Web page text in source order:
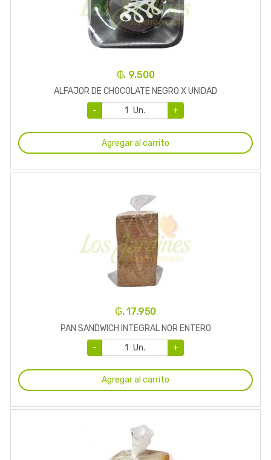
₲. 9.500
ALFAJOR DE CHOCOLATE NEGRO X UNIDAD
-
Un. +
Agregar al carrito
₲. 17.950
PAN SANDWICH INTEGRAL NOR ENTERO
-
Un. +
Agregar al carrito